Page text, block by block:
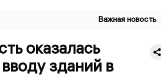
Важная новость
оказалась
зданий в